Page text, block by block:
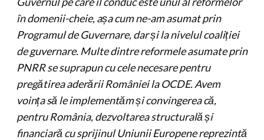
în domenii-cheie, așa cum ne-am asumat prin
Programul de Guvernare, dar și la nivelul coaliției
de guvernare. Multe dintre reformele asumate prin
PNRR se suprapun cu cele necesare pentru
pregătirea aderării României la OCDE. Avem
voința să le implementăm și convingerea că,
pentru România, dezvoltarea structurală și
financiară cu sprijinul Uniunii Europene reprezintă